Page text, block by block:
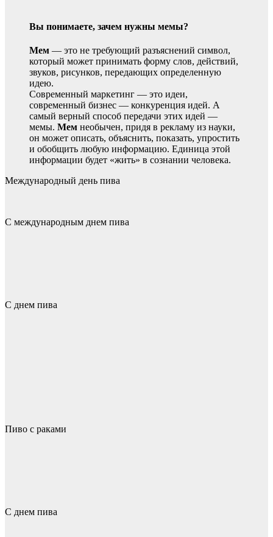
Вы понимаете, зачем нужны мемы?
Мем — это не требующий разъяснений символ,
который может принимать форму слов, действий,
звуков, рисунков, передающих определенную
идею.
Современный маркетинг — это идеи,
современный бизнес — конкуренция идей. А
самый верный способ передачи этих идей —
мемы. Мем необычен, придя в рекламу из науки,
он может описать, объяснить, показать, упростить
и обобщить любую информацию. Единица этой
информации будет «жить» в сознании человека.
Международный день пива
С международным днем пива
С днем пива
Пиво с раками
С днем пива